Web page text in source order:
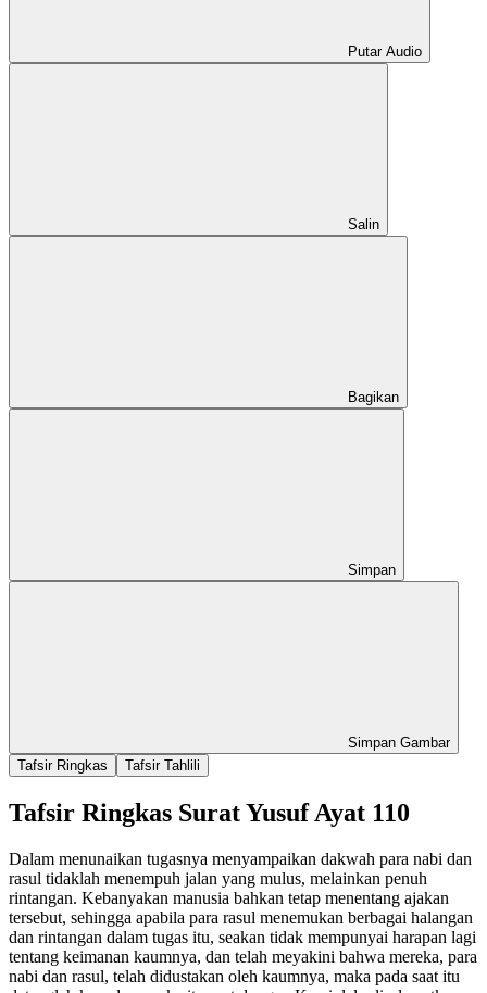
Putar Audio
Salin
Bagikan
Simpan
Simpan Gambar
Tafsir Ringkas
Tafsir Tahlili
Tafsir Ringkas Surat Yusuf Ayat 110
Dalam menunaikan tugasnya menyampaikan dakwah para nabi dan
rasul tidaklah menempuh jalan yang mulus, melainkan penuh
rintangan. Kebanyakan manusia bahkan tetap menentang ajakan
tersebut, sehingga apabila para rasul menemukan berbagai halangan
dan rintangan dalam tugas itu, seakan tidak mempunyai harapan lagi
tentang keimanan kaumnya, dan telah meyakini bahwa mereka, para
nabi dan rasul, telah didustakan oleh kaumnya, maka pada saat itu